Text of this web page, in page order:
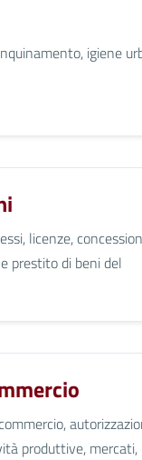
igiene
licenze,
prestito di beni del
produttive, mercati,